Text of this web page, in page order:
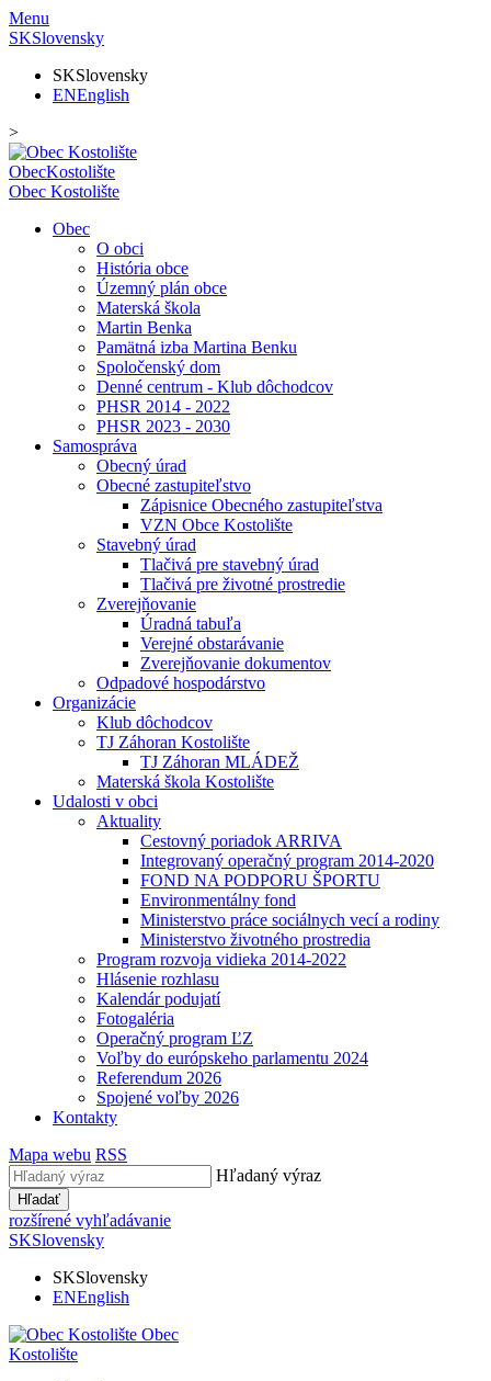
Menu
SKSlovensky
SKSlovensky
ENEnglish
>
ObecKostolište
Obec Kostolište
Obec
O obci
História obce
Územný plán obce
Materská škola
Martin Benka
Pamätná izba Martina Benku
Spoločenský dom
Denné centrum - Klub dôchodcov
PHSR 2014 - 2022
PHSR 2023 - 2030
Samospráva
Obecný úrad
Obecné zastupiteľstvo
Zápisnice Obecného zastupiteľstva
VZN Obce Kostolište
Stavebný úrad
Tlačivá pre stavebný úrad
Tlačivá pre životné prostredie
Zverejňovanie
Úradná tabuľa
Verejné obstarávanie
Zverejňovanie dokumentov
Odpadové hospodárstvo
Organizácie
Klub dôchodcov
TJ Záhoran Kostolište
TJ Záhoran MLÁDEŽ
Materská škola Kostolište
Udalosti v obci
Aktuality
Cestovný poriadok ARRIVA
Integrovaný operačný program 2014-2020
FOND NA PODPORU ŠPORTU
Environmentálny fond
Ministerstvo práce sociálnych vecí a rodiny
Ministerstvo životného prostredia
Program rozvoja vidieka 2014-2022
Hlásenie rozhlasu
Kalendár podujatí
Fotogaléria
Operačný program ĽZ
Voľby do európskeho parlamentu 2024
Referendum 2026
Spojené voľby 2026
Kontakty
Mapa webu RSS
Hľadaný výraz
Hľadať
rozšírené vyhľadávanie
SKSlovensky
SKSlovensky
ENEnglish
Obec
Kostolište